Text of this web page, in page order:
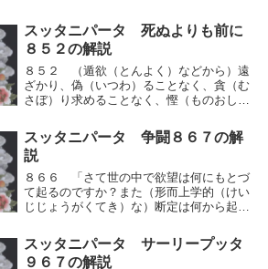
すて去って、世間の何ものについても願望
を起こすことがない。かれらは、何かを手
に入れるために、...
スッタニパータ 死ぬよりも前に
８５２の解説
８５２ （遁欲（とんよく）などから）遠
ざかり、偽（いつわ）ることなく、貪（む
さぼ）り求めることなく、慳（ものおし）
（きら）われず、両舌（かげぐち）を事と
しない。人間的思考の運動（好き⇔嫌い）
による遁欲（と...
スッタニパータ 争闘８６７の解
説
８６６ 「さて世の中で欲望は何にもとづ
て起るのですか？また（形而上学的（けい
じじょうがくてき）な）断定は何から起る
人）（沙門（しゃもん））の説いた諸々の
ことがらは、何から起るのですか？」８６
７ 「世の中...
スッタニパータ サーリープッタ
９６７の解説